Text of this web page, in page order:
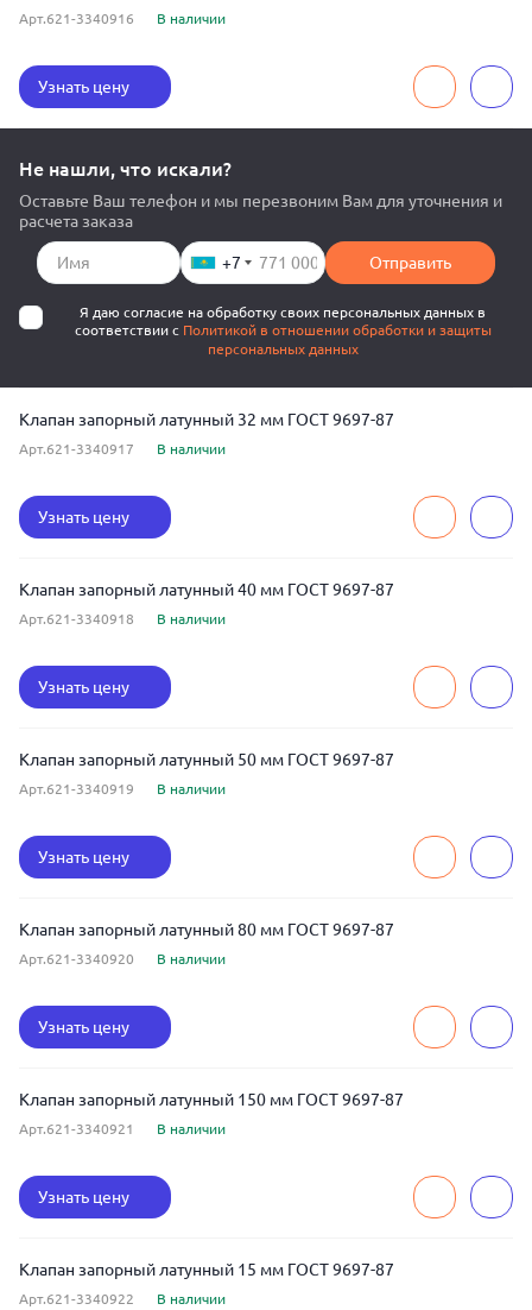
Арт.621-3340916 В наличии
Узнать цену
Не нашли, что искали?
Оставьте Ваш телефон и мы перезвоним Вам для уточнения и
расчета заказа
+7 Отправить
Я даю согласие на обработку своих персональных данных в
соответствии с Политикой в отношении обработки и защиты
персональных данных
Клапан запорный латунный 32 мм ГОСТ 9697-87
Арт.621-3340917 В наличии
Узнать цену
Клапан запорный латунный 40 мм ГОСТ 9697-87
Арт.621-3340918 В наличии
Узнать цену
Клапан запорный латунный 50 мм ГОСТ 9697-87
Арт.621-3340919 В наличии
Узнать цену
Клапан запорный латунный 80 мм ГОСТ 9697-87
Арт.621-3340920 В наличии
Узнать цену
Клапан запорный латунный 150 мм ГОСТ 9697-87
Арт.621-3340921 В наличии
Узнать цену
Клапан запорный латунный 15 мм ГОСТ 9697-87
Арт.621-3340922 В наличии